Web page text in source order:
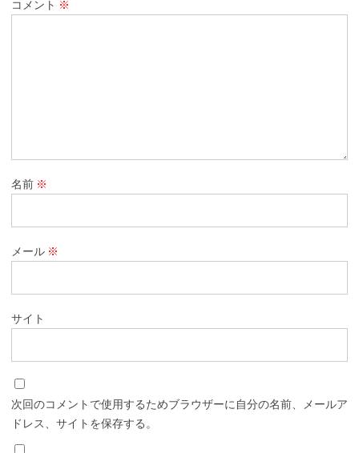
コメント ※
名前 ※
メール ※
サイト
次回のコメントで使用するためブラウザーに自分の名前、メールア
ドレス、サイトを保存する。